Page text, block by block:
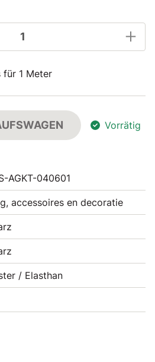
für 1 Meter
Vorrätig
AGKT-040601
accessoires en decoratie
/ Elasthan